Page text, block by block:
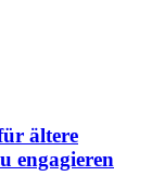
ältere
engagieren